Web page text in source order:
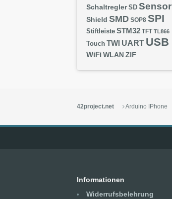
Schaltregler SD Sensor
Shield SMD SOP8 SPI
Stiftleiste STM32 TFT TL866
Touch TWI UART USB
WiFi WLAN ZIF
42project.net Arduino IPhone
Informationen
Widerrufsbelehrung